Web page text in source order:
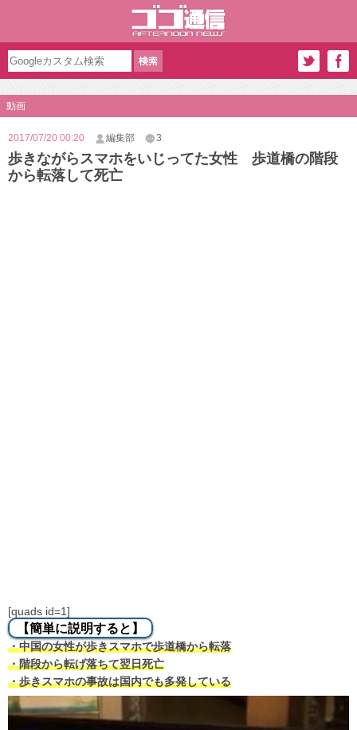
動画
2017/07/20 00:20 編集部 3
歩きながらスマホをいじってた女性 歩道橋の階段
から転落して死亡
[quads id=1]
【簡単に説明すると】
・中国の女性が歩きスマホで歩道橋から転落
・階段から転げ落ちて翌日死亡
・歩きスマホの事故は国内でも多発している